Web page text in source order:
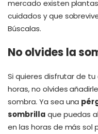
mercado existen
cuidados y que
Búscalas.
No olvides la
Si quieres disfrutar de
horas, no olvides
sombra. Ya sea una
sombrilla que puedas
en las horas de más